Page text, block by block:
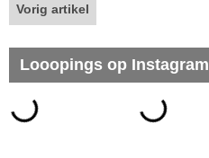
Vorig artikel
Looopings op Instagram